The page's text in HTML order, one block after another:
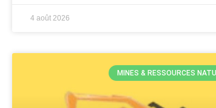
4 août 2026
MINES & RESSOURCES